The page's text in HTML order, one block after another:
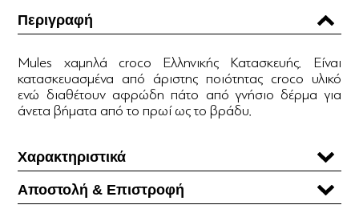
Περιγραφή
Mules χαμηλά croco Ελληνικής Κατασκευής. Είναι
κατασκευασμένα από άριστης ποιότητας croco υλικό
ενώ διαθέτουν αφρώδη πάτο από γνήσιο δέρμα για
άνετα βήματα από το πρωί ως το βράδυ.
Χαρακτηριστικά
Αποστολή & Επιστροφή